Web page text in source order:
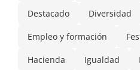
Destacado Diversidad
Empleo y formación
Hacienda Igualdad